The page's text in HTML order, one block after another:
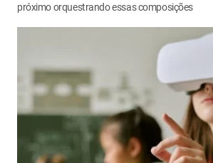
próximo orquestrando essas composições